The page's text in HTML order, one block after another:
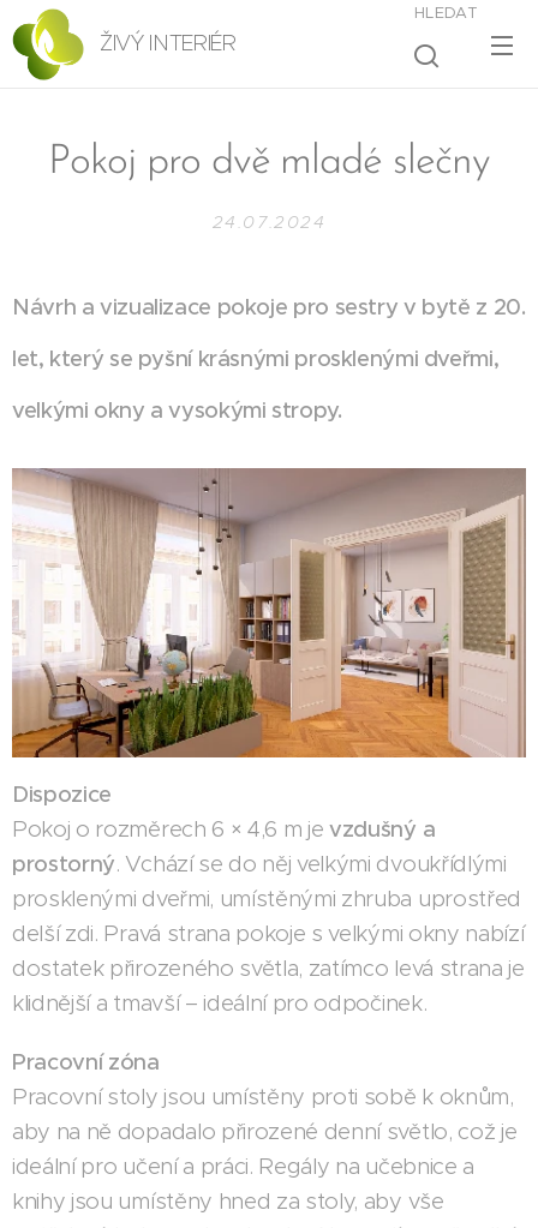
ŽIVÝ INTERIÉR
HLEDAT
Pokoj pro dvě mladé slečny
24.07.2024
Návrh a vizualizace pokoje pro sestry v bytě z 20.
let, který se pyšní krásnými prosklenými dveřmi,
velkými okny a vysokými stropy.
Dispozice
Pokoj o rozměrech 6 × 4,6 m jevzdušný a
prostorný. Vchází se do něj velkými dvoukřídlými
prosklenými dveřmi, umístěnými zhruba uprostřed
delší zdi. Pravá strana pokoje s velkými okny nabízí
dostatek přirozeného světla, zatímco levá strana je
klidnější a tmavší – ideální pro odpočinek.
Pracovní zóna
Pracovní stoly jsou umístěny proti sobě k oknům,
aby na ně dopadalo přirozené denní světlo, což je
ideální pro učení a práci. Regály na učebnice a
knihy jsou umístěny hned za stoly, aby vše